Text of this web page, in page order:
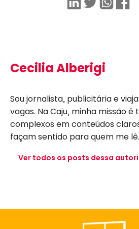
Cecilia Alberigi
Sou jornalista, publicitária e
vagas. Na Caju, minha missão
complexos em conteúdos
façam sentido para quem me lê.
Ver todos os posts dessa